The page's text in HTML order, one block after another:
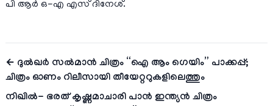
പി ആർ ഒ-എ എസ് ദിനേശ്.
← ദുൽഖർ സൽമാൻ ചിത്രം “ഐ ആം ഗെയിം” പാക്കപ്പ്;
ചിത്രം ഓണം റിലീസായി തീയേറ്ററുകളിലെത്തും
നിഖിൽ- ഭരത് കൃഷ്ണമാചാരി പാൻ ഇന്ത്യൻ ചിത്രം